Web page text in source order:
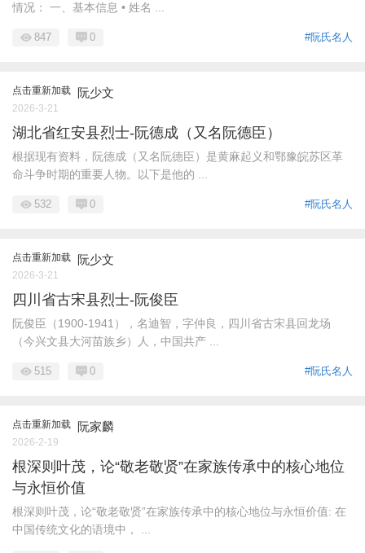
情况： 一、基本信息 • 姓名 ...
#阮氏名人
847 0
点击重新加载 阮少文
2026-3-21
湖北省红安县烈士-阮德成（又名阮德臣）
根据现有资料，阮德成（又名阮德臣）是黄麻起义和鄂豫皖苏区革
命斗争时期的重要人物。以下是他的 ...
#阮氏名人
532 0
点击重新加载 阮少文
2026-3-21
四川省古宋县烈士-阮俊臣
阮俊臣（1900-1941），名迪智，字仲良，四川省古宋县回龙场
（今兴文县大河苗族乡）人，中国共产 ...
#阮氏名人
515 0
点击重新加载 阮家麟
2026-2-19
根深则叶茂，论“敬老敬贤”在家族传承中的核心地位
与永恒价值
根深则叶茂，论“敬老敬贤”在家族传承中的核心地位与永恒价值: 在
中国传统文化的语境中， ...